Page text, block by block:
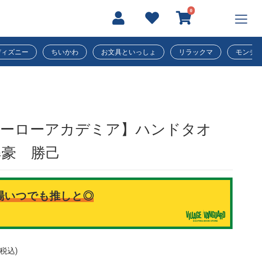
0
ズニー ちいかわ お文具といっしょ リラックマ モンチ
ーローアカデミア】ハンドタオ
勝己
いつでも推しと◎
込)